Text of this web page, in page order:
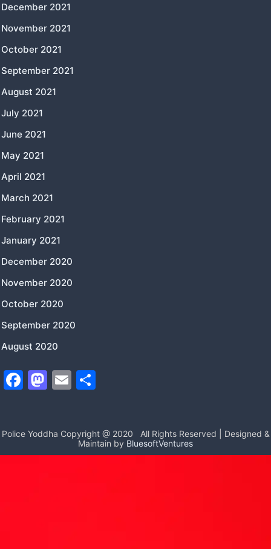
December 2021
November 2021
October 2021
September 2021
August 2021
July 2021
June 2021
May 2021
April 2021
March 2021
February 2021
January 2021
December 2020
November 2020
October 2020
September 2020
August 2020
F
e
b
M
o
d
E
l
e
Police Yoddha Copyright @ 2020
All Rights Reserved | Designed &
Maintain by BluesoftVentures